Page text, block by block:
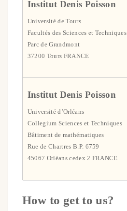
Institut Denis Poisson
Université de Tours
Facultés des Sciences et Techniques
Parc de Grandmont
37200 Tours FRANCE
Institut Denis Poisson
Université d’Orléans
Collegium Sciences et Techniques
Bâtiment de mathématiques
Rue de Chartres B.P. 6759
45067 Orléans cedex 2 FRANCE
How to get to us?